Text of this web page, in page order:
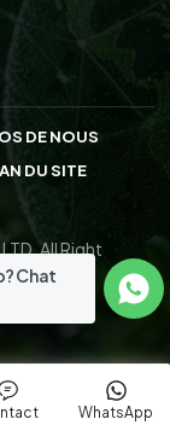
DE NOUS
DU SITE
All Right
WhatsApp
Chat